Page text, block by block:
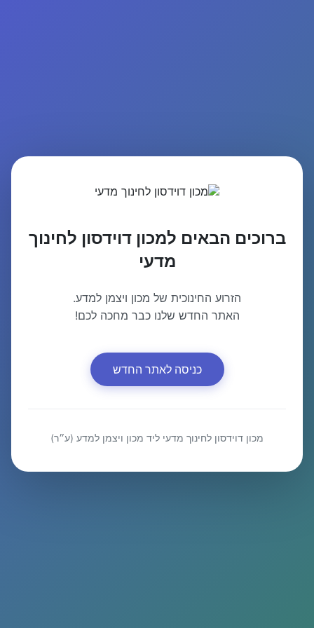
ברוכים הבאים למכון דוידסון לחינוך
מדעי
הזרוע החינוכית של מכון ויצמן למדע.
האתר החדש שלנו כבר מחכה לכם!
כניסה לאתר החדש
מכון דוידסון לחינוך מדעי ליד מכון ויצמן למדע (ע״ר)